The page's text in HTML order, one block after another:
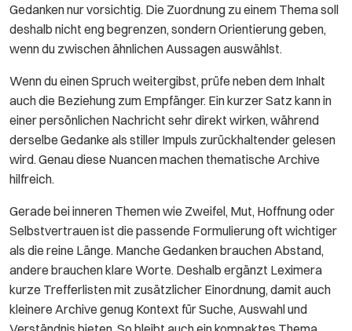
Gedanken nur vorsichtig. Die Zuordnung zu einem Thema soll
deshalb nicht eng begrenzen, sondern Orientierung geben,
wenn du zwischen ähnlichen Aussagen auswählst.
Wenn du einen Spruch weitergibst, prüfe neben dem Inhalt
auch die Beziehung zum Empfänger. Ein kurzer Satz kann in
einer persönlichen Nachricht sehr direkt wirken, während
derselbe Gedanke als stiller Impuls zurückhaltender gelesen
wird. Genau diese Nuancen machen thematische Archive
hilfreich.
Gerade bei inneren Themen wie Zweifel, Mut, Hoffnung oder
Selbstvertrauen ist die passende Formulierung oft wichtiger
als die reine Länge. Manche Gedanken brauchen Abstand,
andere brauchen klare Worte. Deshalb ergänzt Leximera
kurze Trefferlisten mit zusätzlicher Einordnung, damit auch
kleinere Archive genug Kontext für Suche, Auswahl und